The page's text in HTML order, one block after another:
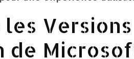
de